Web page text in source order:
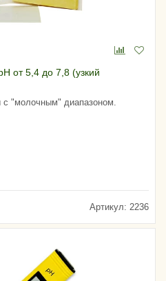
от 5,4 до 7,8 (узкий
"молочным" диапазоном.
Артикул: 2236